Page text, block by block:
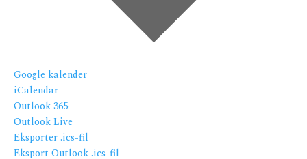
Google kalender
iCalendar
Outlook 365
Outlook Live
Eksporter .ics-fil
Eksport Outlook .ics-fil